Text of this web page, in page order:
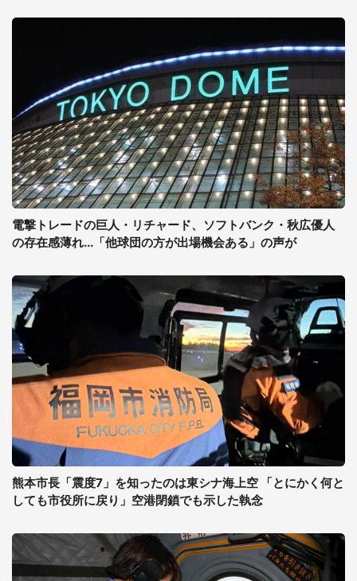
電撃トレードの巨人・リチャード、ソフトバンク・秋広優人
の存在感薄れ...「他球団の方が出場機会ある」の声が
熊本市長「震度7」を知ったのは東シナ海上空 「とにかく何と
しても市役所に戻り」空港閉鎖でも示した執念